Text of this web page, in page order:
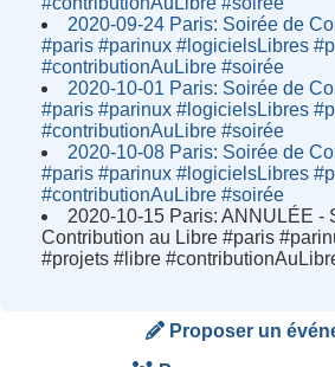
2020-09-24 Paris: Soirée de
#paris #parinux #logicielsLibres
#contributionAuLibre #soirée
2020-10-01 Paris: Soirée de
#paris #parinux #logicielsLibres
#contributionAuLibre #soirée
2020-10-08 Paris: Soirée de
#paris #parinux #logicielsLibres
#contributionAuLibre #soirée
2020-10-15 Paris: ANNULÉE -
Contribution au Libre #paris
#projets #libre
Proposer un